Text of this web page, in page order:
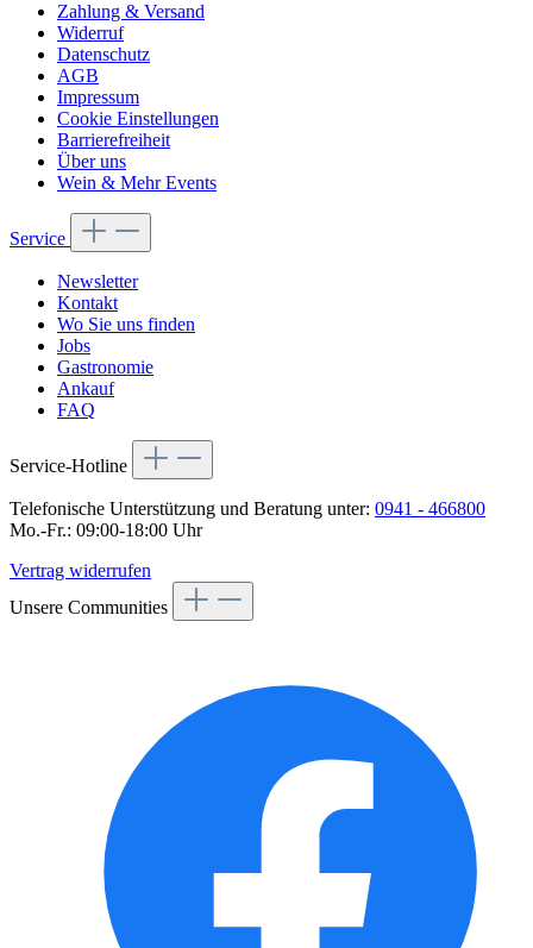
Zahlung & Versand
Widerruf
Datenschutz
AGB
Impressum
Cookie Einstellungen
Barrierefreiheit
Über uns
Wein & Mehr Events
Service
Newsletter
Kontakt
Wo Sie uns finden
Jobs
Gastronomie
Ankauf
FAQ
Service-Hotline
Telefonische Unterstützung und Beratung unter: 0941 - 466800
Mo.-Fr.: 09:00-18:00 Uhr
Vertrag widerrufen
Unsere Communities